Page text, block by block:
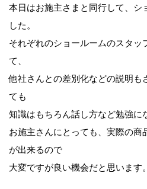
本日はお施主さまと同行して、シ
した。
それぞれのショールームのスタッ
て、
他社さんとの差別化などの説明も
ても
知識はもちろん話し方など勉強に
お施主さんにとっても、実際の商
が出来るので
大変ですが良い機会だと思います。